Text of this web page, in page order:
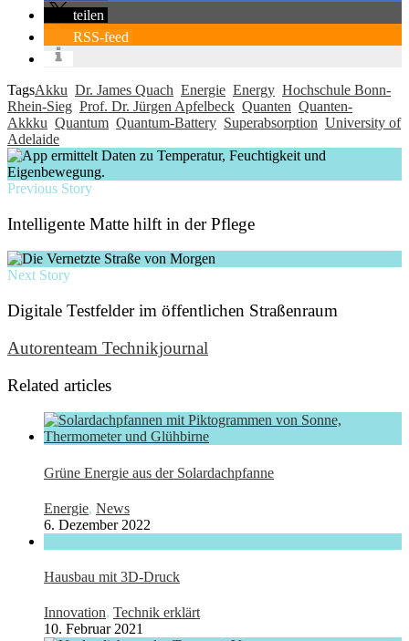
teilen
RSS-feed
TagsAkku Dr. James Quach Energie Energy Hochschule Bonn-
Rhein-Sieg Prof. Dr. Jürgen Apfelbeck Quanten Quanten-
Akkku Quantum Quantum-Battery Superabsorption University of
Adelaide
Previous Story
Intelligente Matte hilft in der Pflege
Next Story
Digitale Testfelder im öffentlichen Straßenraum
Autorenteam Technikjournal
Related articles
Grüne Energie aus der Solardachpfanne
Energie, News
6. Dezember 2022
Hausbau mit 3D-Druck
Innovation, Technik erklärt
10. Februar 2021